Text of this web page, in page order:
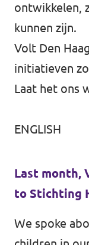
ontwikkelen,
kunnen zijn.
Volt Den
initiatieven
Laat het ons
ENGLISH
Last month,
to Stichting
We spoke